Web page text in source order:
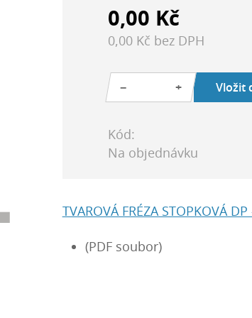
0,00 Kč
0,00 Kč bez DPH
− + Vložit
Kód:
Na objednávku
TVAROVÁ FRÉZA STOPKOVÁ DP
(PDF soubor)